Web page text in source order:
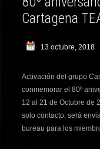
Cartagena
13 octubre, 2018
Activación del grupo
conmemorar el 80º
12 al 21 de Octubre de
solo contacto, será
bureau para los